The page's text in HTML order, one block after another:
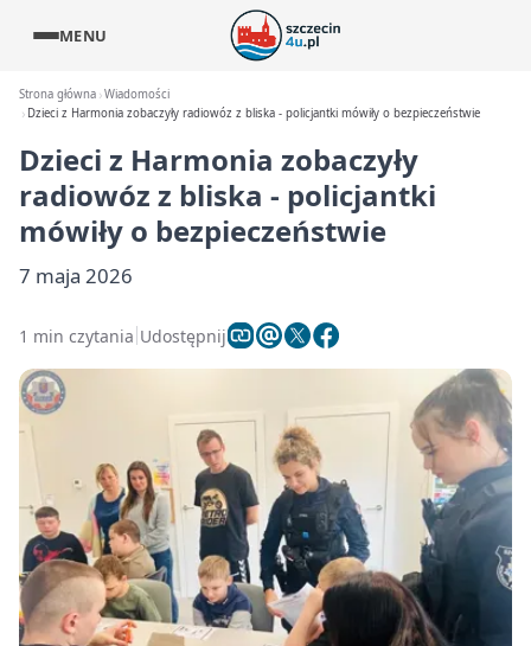
MENU
Strona główna Wiadomości
Dzieci z Harmonia zobaczyły radiowóz z bliska - policjantki mówiły o bezpieczeństwie
Dzieci z Harmonia zobaczyły
radiowóz z bliska - policjantki
mówiły o bezpieczeństwie
7 maja 2026
1 min czytania Udostępnij